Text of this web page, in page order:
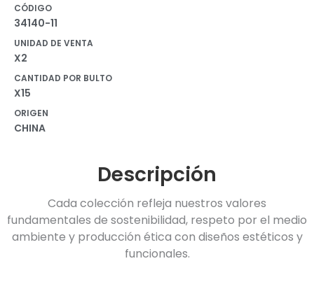
CÓDIGO
34140-11
UNIDAD DE VENTA
X2
CANTIDAD POR BULTO
X15
ORIGEN
CHINA
Descripción
Cada colección refleja nuestros valores
fundamentales de sostenibilidad, respeto por el medio
ambiente y producción ética con diseños estéticos y
funcionales.